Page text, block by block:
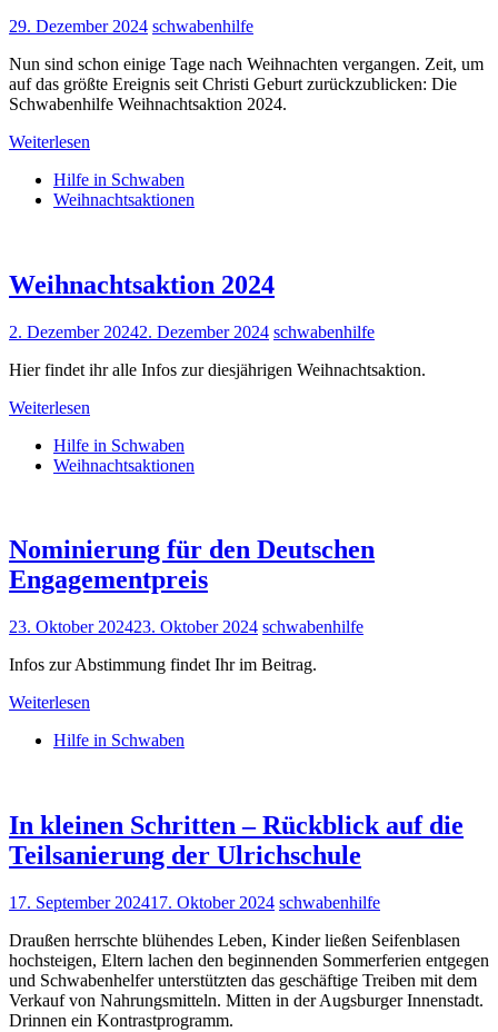
29. Dezember 2024 schwabenhilfe
Nun sind schon einige Tage nach Weihnachten vergangen. Zeit, um
auf das größte Ereignis seit Christi Geburt zurückzublicken: Die
Schwabenhilfe Weihnachtsaktion 2024.
Weiterlesen
Hilfe in Schwaben
Weihnachtsaktionen
Weihnachtsaktion 2024
2. Dezember 20242. Dezember 2024 schwabenhilfe
Hier findet ihr alle Infos zur diesjährigen Weihnachtsaktion.
Weiterlesen
Hilfe in Schwaben
Weihnachtsaktionen
Nominierung für den Deutschen
Engagementpreis
23. Oktober 202423. Oktober 2024 schwabenhilfe
Infos zur Abstimmung findet Ihr im Beitrag.
Weiterlesen
Hilfe in Schwaben
In kleinen Schritten – Rückblick auf die
Teilsanierung der Ulrichschule
17. September 202417. Oktober 2024 schwabenhilfe
Draußen herrschte blühendes Leben, Kinder ließen Seifenblasen
hochsteigen, Eltern lachen den beginnenden Sommerferien entgegen
und Schwabenhelfer unterstützten das geschäftige Treiben mit dem
Verkauf von Nahrungsmitteln. Mitten in der Augsburger Innenstadt.
Drinnen ein Kontrastprogramm.